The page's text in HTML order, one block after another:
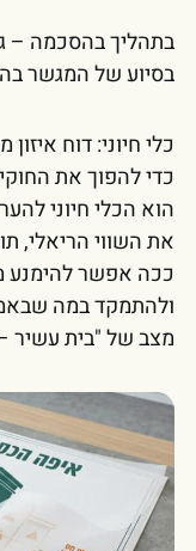
בתהליך בהסכמה –
בסיוע של המגשר
כלי חיוני: דוח
כדי להפוך את
הוא הכלי חיוני
את השווי הריאלי,
ככה אפשר להימנע
ולהתמקד במה
מצב של "בית עשיר